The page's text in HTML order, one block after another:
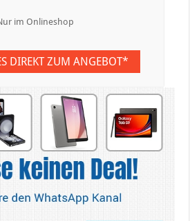
im Onlineshop
DIREKT ZUM ANGEBOT*